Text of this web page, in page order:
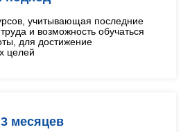
учитывающая последние
и возможность обучаться
для достижение
целей
месяцев